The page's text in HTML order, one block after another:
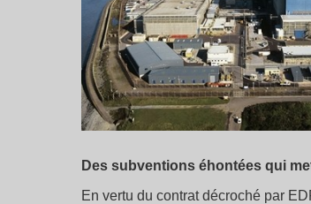
Des subventions éhontées qui
En vertu du contrat décroché par